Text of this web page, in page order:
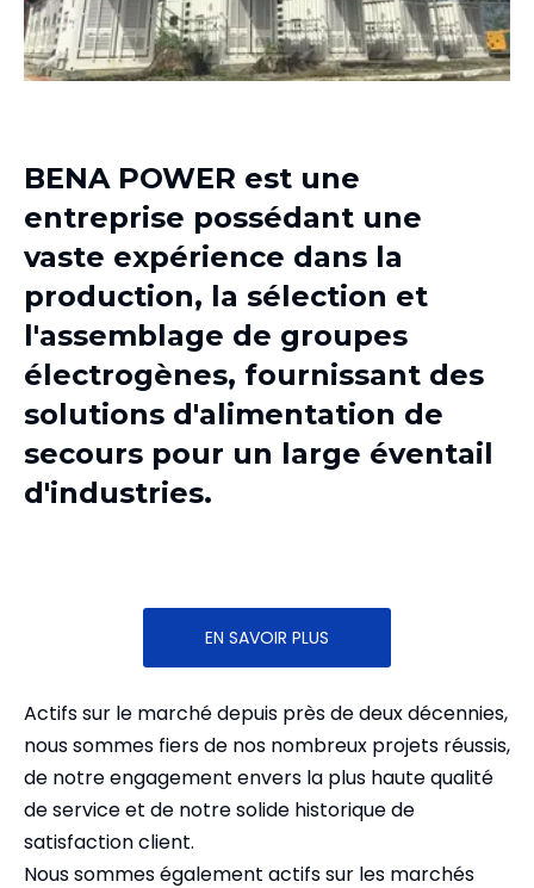
BENA POWER est une
entreprise possédant une
vaste expérience dans la
production, la sélection et
l'assemblage de groupes
électrogènes, fournissant des
solutions d'alimentation de
secours pour un large éventail
d'industries.
EN SAVOIR PLUS
Actifs sur le marché depuis près de deux décennies,
nous sommes fiers de nos nombreux projets réussis,
de notre engagement envers la plus haute qualité
de service et de notre solide historique de
satisfaction client.
Nous sommes également actifs sur les marchés